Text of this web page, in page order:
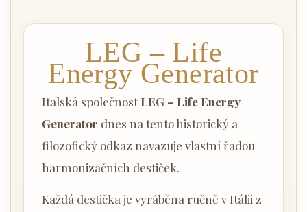
LEG – Life
Energy Generator
Italská společnostLEG – Life Energy
Generator dnes na tento historický a
filozofický odkaz navazuje vlastní řadou
harmonizačních destiček.
Každá destička je vyráběna ručně v Itálii z